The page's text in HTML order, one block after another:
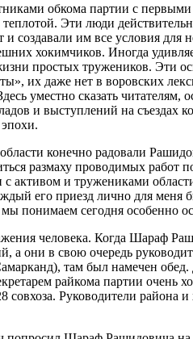
обкома партии с
Эти люди
создавали им все условия
хокимчиков. Иногда
простых тружеников. Эти
их даже нет в воровских
уместно сказать
и выступлений на
конечно радовали
размаху проводимых
активом и тружениками
его приезд лично для
понимаем сегодня особенно
человека. Когда Шараф
они в свою очередь
там был намечен
райкома партии очень
Руководители района